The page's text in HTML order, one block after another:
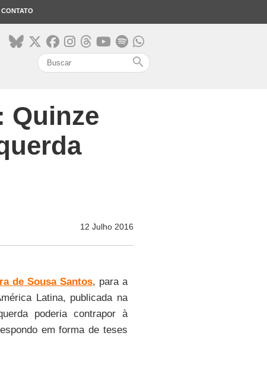
CONTATO
search
Quinze
12 Julho 2016
de Sousa Santos, para a
Latina, publicada na
poderia contrapor à
em forma de teses